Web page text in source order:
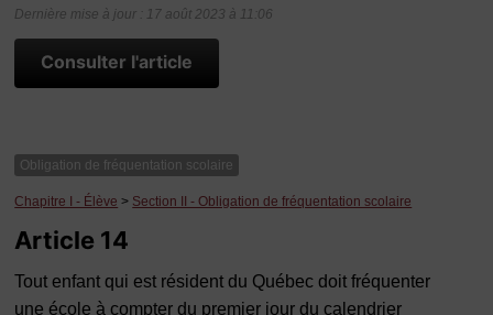
Dernière mise à jour : 17 août 2023 à 11:06
Consulter l'article
Obligation de fréquentation scolaire
Chapitre I - Élève > Section II - Obligation de fréquentation scolaire
Article 14
Tout enfant qui est résident du Québec doit fréquenter
une école à compter du premier jour du calendrier